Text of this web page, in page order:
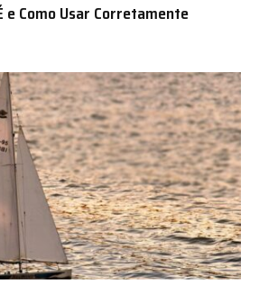
e Como Usar Corretamente